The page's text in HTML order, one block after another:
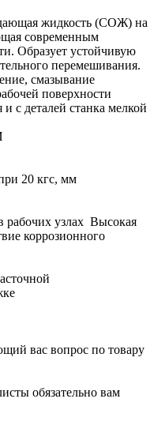
жидкость (СОЖ) на
современным
Образует устойчивую
перемешивания.
смазывание
поверхности
с деталей станка мелкой
20 кгс, мм
рабочих узлах Высокая
коррозионного
вас вопрос по товару
обязательно вам